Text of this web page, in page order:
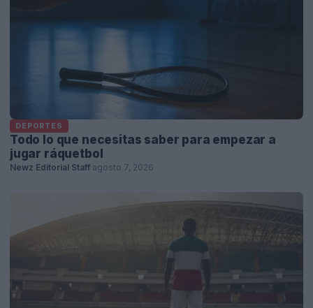
DEPORTES
Todo lo que necesitas saber para empezar a
jugar ráquetbol
Newz Editorial Staff agosto 7, 2026